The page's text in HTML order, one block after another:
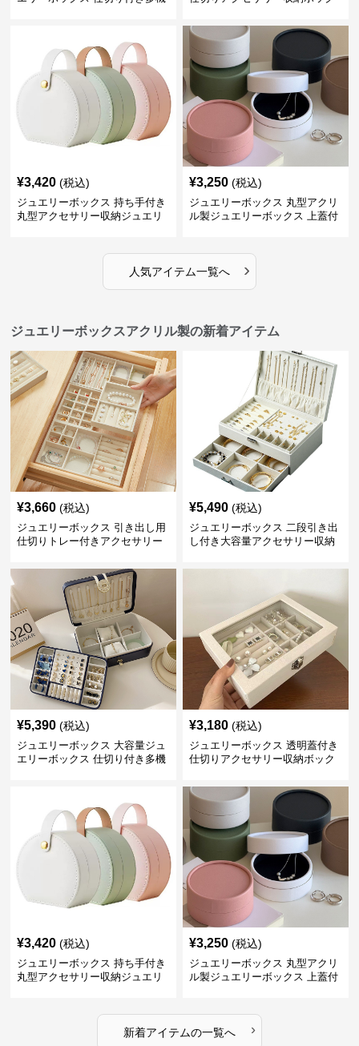
¥3,420 (税込)
ジュエリーボックス 持ち手付き
丸型アクセサリー収納ジュエリ
¥3,250 (税込)
ジュエリーボックス 丸型アクリ
ル製ジュエリーボックス 上蓋付
人気アイテム一覧へ ›
ジュエリーボックスアクリル製の新着アイテム
¥3,660 (税込)
ジュエリーボックス 引き出し用
仕切りトレー付きアクセサリー
¥5,490 (税込)
ジュエリーボックス 二段引き出
し付き大容量アクセサリー収納
¥5,390 (税込)
ジュエリーボックス 大容量ジュ
エリーボックス 仕切り付き多機
¥3,180 (税込)
ジュエリーボックス 透明蓋付き
仕切りアクセサリー収納ボック
¥3,420 (税込)
ジュエリーボックス 持ち手付き
丸型アクセサリー収納ジュエリ
¥3,250 (税込)
ジュエリーボックス 丸型アクリ
ル製ジュエリーボックス 上蓋付
新着アイテムの一覧へ ›